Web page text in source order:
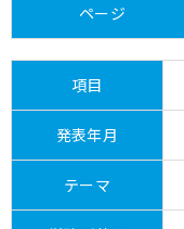
ページ
項目
発表年月
テーマ